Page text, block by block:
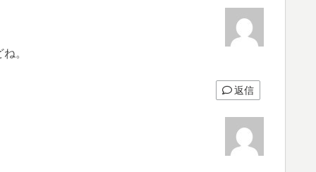
。
返信